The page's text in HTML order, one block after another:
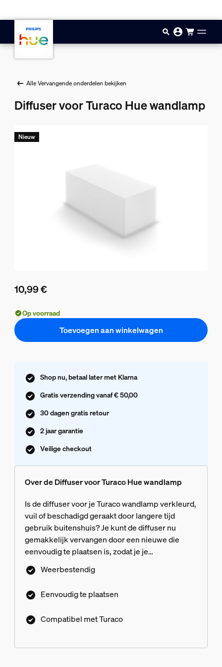
Alle Vervangende onderdelen bekijken
Diffuser voor Turaco Hue wandlamp
10,99 €
Nieuw
Op voorraad
Toevoegen aan winkelwagen
Shop nu, betaal later met Klarna
Gratis verzending vanaf € 50,00
30 dagen gratis retour
2 jaar garantie
Veilige checkout
Over de Diffuser voor Turaco Hue wandlamp
Is de diffuser voor je Turaco wandlamp verkleurd,
vuil of beschadigd geraakt door langere tijd
gebruik buitenshuis? Je kunt de diffuser nu
gemakkelijk vervangen door een nieuwe die
eenvoudig te plaatsen is, zodat je je
buitenlampen kunt blijven gebruiken zonder dat
je de hele fitting hoeft te vervangen.
Weerbestendig
Eenvoudig te plaatsen
Compatibel met Turaco